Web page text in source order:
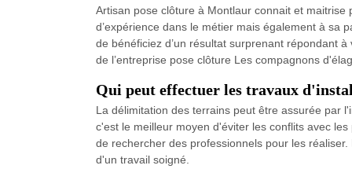
Artisan pose clôture à Montlaur connait et
d’expérience dans le métier mais également à sa
de bénéficiez d’un résultat surprenant répondant
de l’entreprise pose clôture Les compagnons
Qui peut effectuer les travaux
La délimitation des terrains peut être assurée par
c'est le meilleur moyen d'éviter les conflits avec
de rechercher des professionnels pour les
d'un travail soigné.